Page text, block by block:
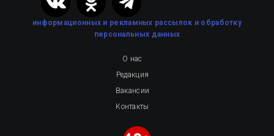
информационных и рекламных рассылок и обработку
персональных данных
О нас
Редакция
Вакансии
Контакты